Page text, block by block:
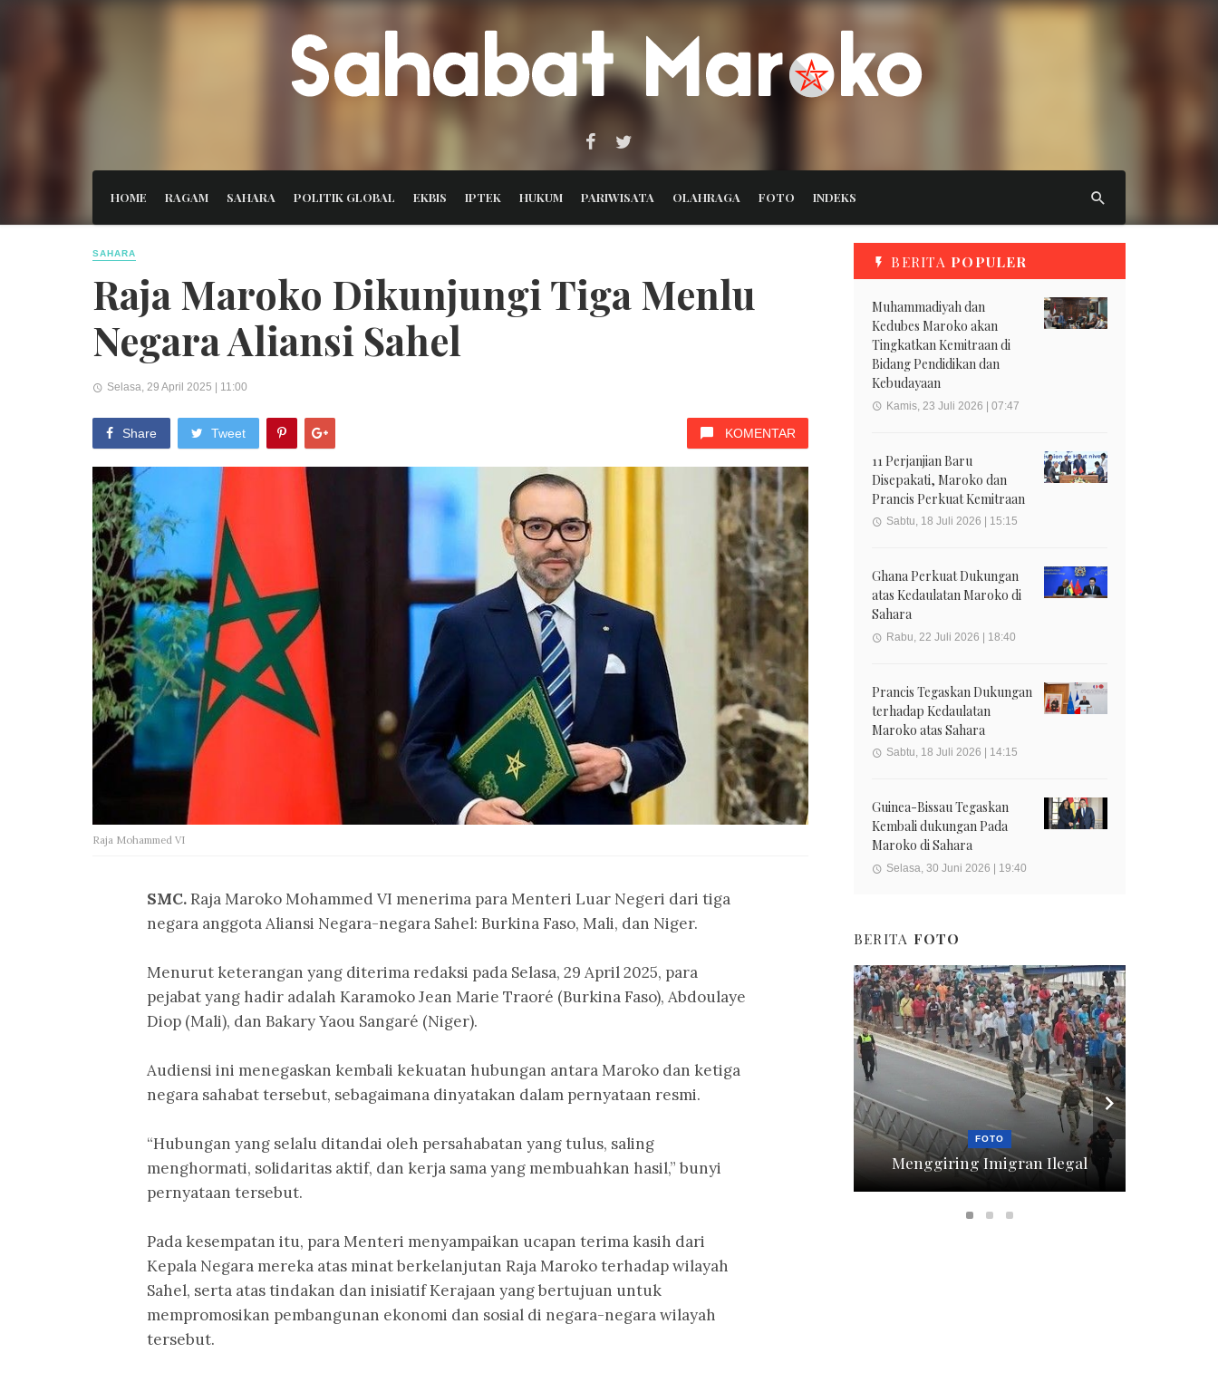
HOME RAGAM SAHARA POLITIK GLOBAL EKBIS IPTEK HUKUM PARIWISATA OLAHRAGA FOTO INDEKS
SAHARA
Raja Maroko Dikunjungi Tiga Menlu
Negara Aliansi Sahel
Selasa, 29 April 2025 | 11:00
Share Tweet KOMENTAR
Raja Mohammed VI
SMC. Raja Maroko Mohammed VI menerima para Menteri Luar Negeri dari tiga
negara anggota Aliansi Negara-negara Sahel: Burkina Faso, Mali, dan Niger.
Menurut keterangan yang diterima redaksi pada Selasa, 29 April 2025, para
pejabat yang hadir adalah Karamoko Jean Marie Traoré (Burkina Faso), Abdoulaye
Diop (Mali), dan Bakary Yaou Sangaré (Niger).
Audiensi ini menegaskan kembali kekuatan hubungan antara Maroko dan ketiga
negara sahabat tersebut, sebagaimana dinyatakan dalam pernyataan resmi.
“Hubungan yang selalu ditandai oleh persahabatan yang tulus, saling
menghormati, solidaritas aktif, dan kerja sama yang membuahkan hasil,” bunyi
pernyataan tersebut.
Pada kesempatan itu, para Menteri menyampaikan ucapan terima kasih dari
Kepala Negara mereka atas minat berkelanjutan Raja Maroko terhadap wilayah
Sahel, serta atas tindakan dan inisiatif Kerajaan yang bertujuan untuk
mempromosikan pembangunan ekonomi dan sosial di negara-negara wilayah
tersebut.
BERITA POPULER
Muhammadiyah dan
Kedubes Maroko akan
Tingkatkan Kemitraan di
Bidang Pendidikan dan
Kebudayaan
Kamis, 23 Juli 2026 | 07:47
11 Perjanjian Baru
Disepakati, Maroko dan
Prancis Perkuat Kemitraan
Sabtu, 18 Juli 2026 | 15:15
Ghana Perkuat Dukungan
atas Kedaulatan Maroko di
Sahara
Rabu, 22 Juli 2026 | 18:40
Prancis Tegaskan Dukungan
terhadap Kedaulatan
Maroko atas Sahara
Sabtu, 18 Juli 2026 | 14:15
Guinea-Bissau Tegaskan
Kembali dukungan Pada
Maroko di Sahara
Selasa, 30 Juni 2026 | 19:40
BERITA FOTO
FOTO
Menggiring Imigran Ilegal